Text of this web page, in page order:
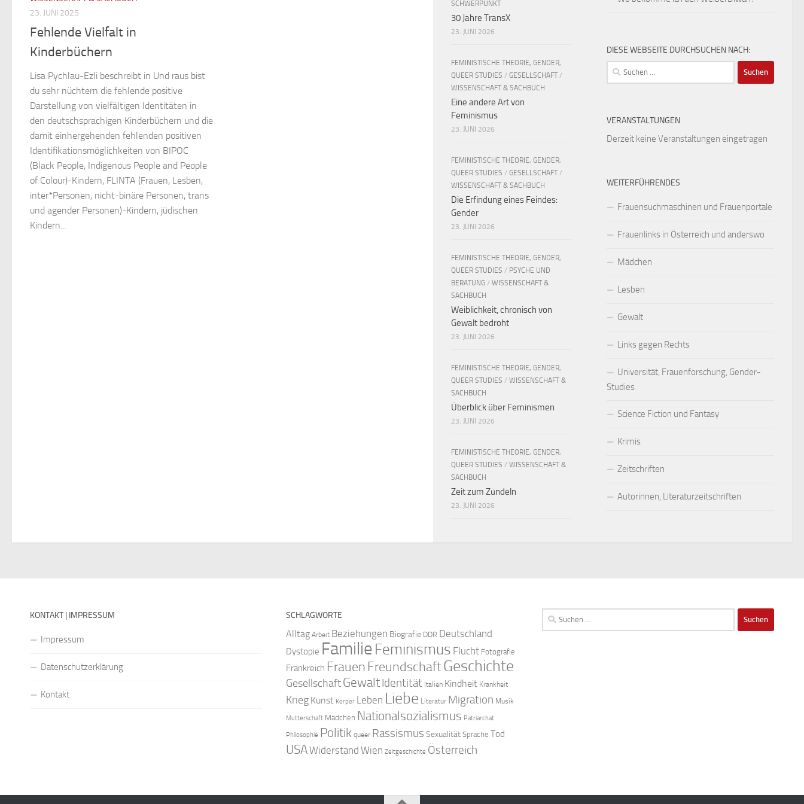
23. JUNI 2025
Fehlende Vielfalt in
Kinderbüchern
Lisa Pychlau-Ezli beschreibt in Und raus bist
du sehr nüchtern die fehlende positive
Darstellung von vielfältigen Identitäten in
den deutschsprachigen Kinderbüchern und die
damit einhergehenden fehlenden positiven
Identifikationsmöglichkeiten von BIPOC
(Black People, Indigenous People and People
of Colour)-Kindern, FLINTA (Frauen, Lesben,
inter*Personen, nicht-binäre Personen, trans
und agender Personen)-Kindern, jüdischen
Kindern...
DIESE WEBSEITE DURCHSUCHEN NACH:
Suchen
nach:
VERANSTALTUNGEN
Derzeit keine Veranstaltungen eingetragen
WEITERFÜHRENDES
Frauensuchmaschinen und Frauenportale
Frauenlinks in Österreich und anderswo
Mädchen
Lesben
Gewalt
Links gegen Rechts
Universität, Frauenforschung, Gender-
Studies
Science Fiction und Fantasy
Krimis
Zeitschriften
Autorinnen, Literaturzeitschriften
SCHWERPUNKT
30 Jahre TransX
23. JUNI 2026
FEMINISTISCHE THEORIE, GENDER,
QUEER STUDIES / GESELLSCHAFT /
WISSENSCHAFT & SACHBUCH
Eine andere Art von
Feminismus
23. JUNI 2026
FEMINISTISCHE THEORIE, GENDER,
QUEER STUDIES / GESELLSCHAFT /
WISSENSCHAFT & SACHBUCH
Die Erfindung eines Feindes:
Gender
23. JUNI 2026
FEMINISTISCHE THEORIE, GENDER,
QUEER STUDIES / PSYCHE UND
BERATUNG / WISSENSCHAFT &
SACHBUCH
Weiblichkeit, chronisch von
Gewalt bedroht
23. JUNI 2026
FEMINISTISCHE THEORIE, GENDER,
QUEER STUDIES / WISSENSCHAFT &
SACHBUCH
Überblick über Feminismen
23. JUNI 2026
FEMINISTISCHE THEORIE, GENDER,
QUEER STUDIES / WISSENSCHAFT &
SACHBUCH
Zeit zum Zündeln
23. JUNI 2026
KONTAKT | IMPRESSUM
Impressum
Datenschutzerklärung
Kontakt
SCHLAGWORTE
Alltag Arbeit Beziehungen Biografie DDR Deutschland
Dystopie FamilieFeminismus Flucht Fotografie
Frankreich Frauen FreundschaftGeschichte
GesellschaftGewaltIdentität Italien Kindheit Krankheit
Krieg Kunst Körper Leben Liebe Literatur Migration Musik
Mutterschaft Mädchen Nationalsozialismus Patriarchat
Philosophie Politik queer Rassismus SexualitätSprache Tod
USAWiderstand Wien Zeitgeschichte Österreich
Suchen
nach: